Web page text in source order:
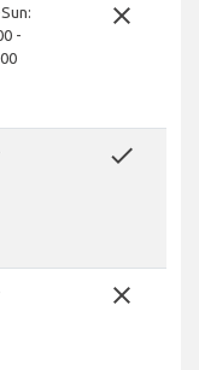
-
close
done
close